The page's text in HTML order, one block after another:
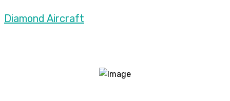
Diamond Aircraft